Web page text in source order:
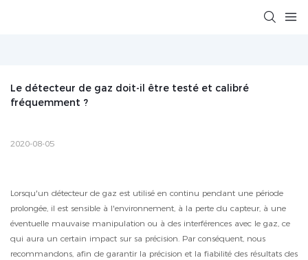
Le détecteur de gaz doit-il être testé et calibré
fréquemment ?
2020-08-05
Lorsqu'un détecteur de gaz est utilisé en continu pendant une période
prolongée, il est sensible à l'environnement, à la perte du capteur, à une
éventuelle mauvaise manipulation ou à des interférences avec le gaz, ce
qui aura un certain impact sur sa précision. Par conséquent, nous
recommandons, afin de garantir la précision et la fiabilité des résultats des